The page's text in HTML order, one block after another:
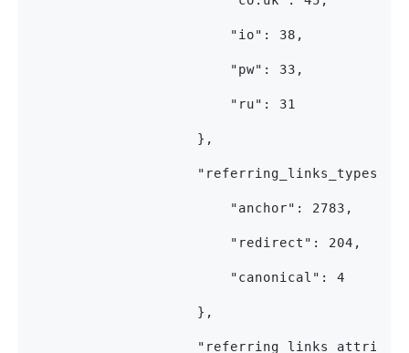
                        "io": 38,
                        "pw": 33,
                        "ru": 31
                    },
"referring_links_types":
                        "anchor": 2783,
                        "redirect": 204,
                        "canonical": 4
                    },